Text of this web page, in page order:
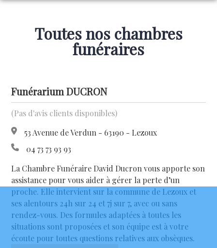
ORGANISER DES OBSÈQUES
SIMULATEUR DE PRÉVOYANCE
SERVICES AUX FAMILLES
ARTICLES FUNÉRAIRES
MARBRERIE FUNÉRAIRE
AIGUEPERSE
NOTRE FUNERARIUM
ESPACES HOMMAGES
Toutes nos chambres
funéraires
Funérarium DUCRON
(Pas d'avis clients disponibles)
53 Avenue de Verdun - 63190 - Lezoux
04 73 73 93 93
La Chambre Funéraire David Ducron vous apporte son
assistance pour vous aider à gérer la perte d’un
proche. Elle intervient sur la commune de Lezoux et
ses alentours 24h sur 24 et 7j sur 7, avec ou sans
rendez-vous. Des formules adaptées à toutes les
situations sont proposées et son équipe est à votre
écoute pour toutes questions relatives aux obsèques.